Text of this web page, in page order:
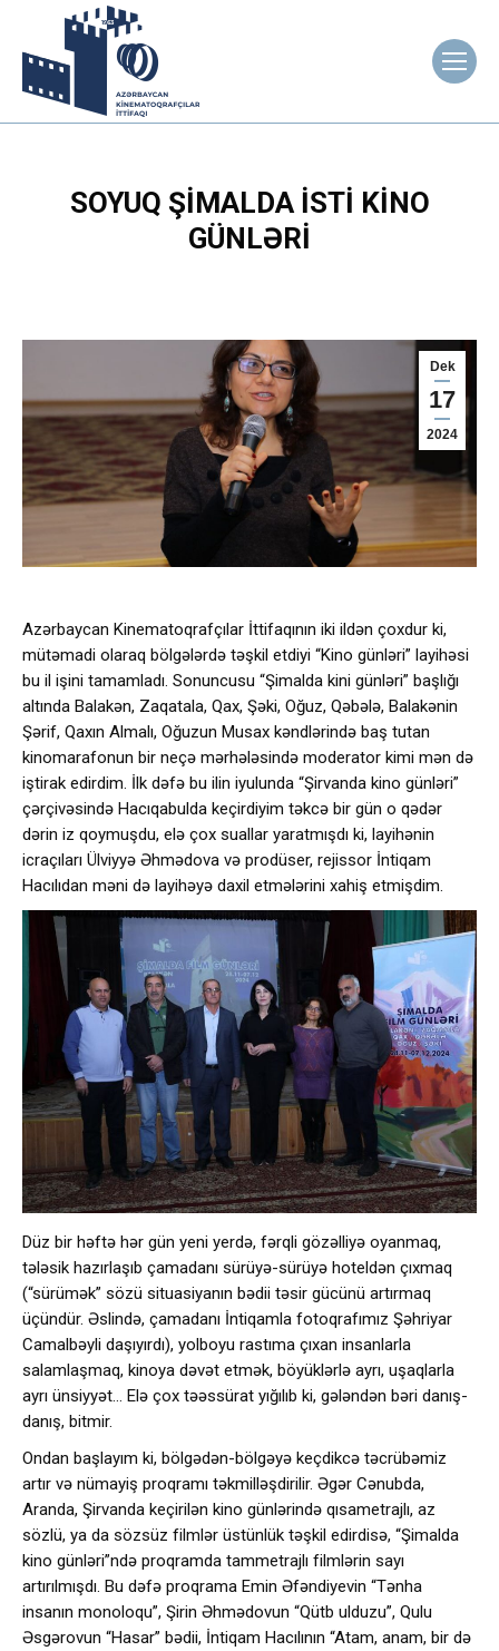
SOYUQ ŞIMALDA ISTI KINO
GÜNLƏRI
Dek
17
2024
Azərbaycan Kinematoqrafçılar İttifaqının iki ildən çoxdur ki,
mütəmadi olaraq bölgələrdə təşkil etdiyi “Kino günləri” layihəsi
bu il işini tamamladı. Sonuncusu “Şimalda kini günləri” başlığı
altında Balakən, Zaqatala, Qax, Şəki, Oğuz, Qəbələ, Balakənin
Şərif, Qaxın Almalı, Oğuzun Musax kəndlərində baş tutan
kinomarafonun bir neçə mərhələsində moderator kimi mən də
iştirak edirdim. İlk dəfə bu ilin iyulunda “Şirvanda kino günləri”
çərçivəsində Hacıqabulda keçirdiyim təkcə bir gün o qədər
dərin iz qoymuşdu, elə çox suallar yaratmışdı ki, layihənin
icraçıları Ülviyyə Əhmədova və prodüser, rejissor İntiqam
Hacılıdan məni də layihəyə daxil etmələrini xahiş etmişdim.
Düz bir həftə hər gün yeni yerdə, fərqli gözəlliyə oyanmaq,
tələsik hazırlaşıb çamadanı sürüyə-sürüyə hoteldən çıxmaq
(“sürümək” sözü situasiyanın bədii təsir gücünü artırmaq
üçündür. Əslində, çamadanı İntiqamla fotoqrafımız Şəhriyar
Camalbəyli daşıyırdı), yolboyu rastıma çıxan insanlarla
salamlaşmaq, kinoya dəvət etmək, böyüklərlə ayrı, uşaqlarla
ayrı ünsiyyət… Elə çox təəssürat yığılıb ki, gələndən bəri danış-
danış, bitmir.
Ondan başlayım ki, bölgədən-bölgəyə keçdikcə təcrübəmiz
artır və nümayiş proqramı təkmilləşdirilir. Əgər Cənubda,
Aranda, Şirvanda keçirilən kino günlərində qısametrajlı, az
sözlü, ya da sözsüz filmlər üstünlük təşkil edirdisə, “Şimalda
kino günləri”ndə proqramda tammetrajlı filmlərin sayı
artırılmışdı. Bu dəfə proqrama Emin Əfəndiyevin “Tənha
insanın monoloqu”, Şirin Əhmədovun “Qütb ulduzu”, Qulu
Əsgərovun “Hasar” bədii, İntiqam Hacılının “Atam, anam, bir də